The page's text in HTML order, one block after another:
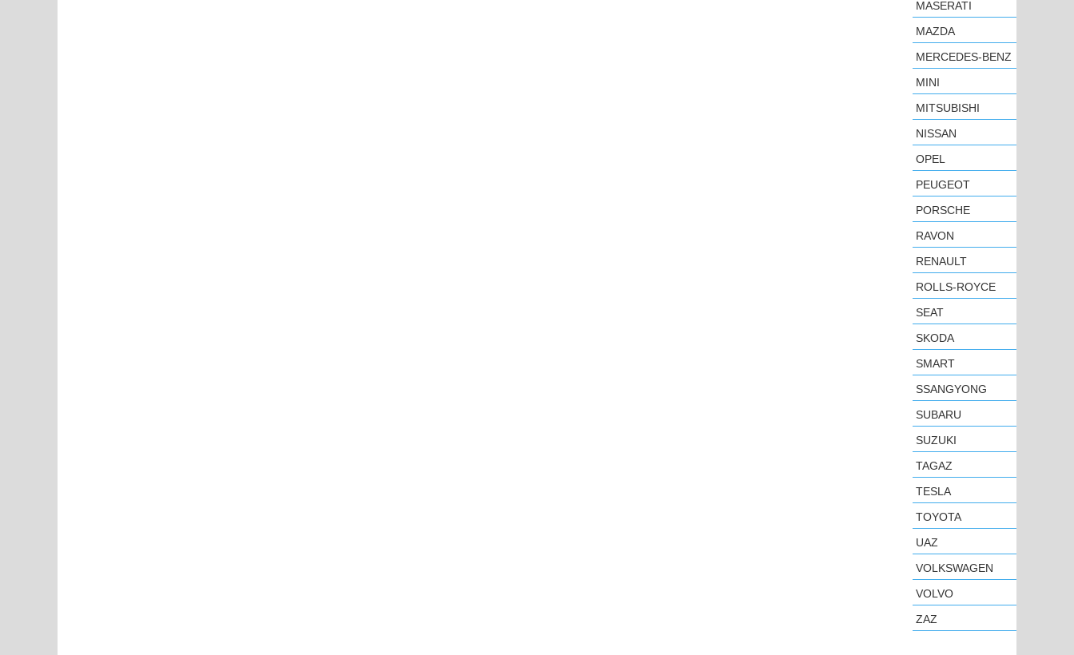
MASERATI
MAZDA
MERCEDES-BENZ
MINI
MITSUBISHI
NISSAN
OPEL
PEUGEOT
PORSCHE
RAVON
RENAULT
ROLLS-ROYCE
SEAT
SKODA
SMART
SSANGYONG
SUBARU
SUZUKI
TAGAZ
TESLA
TOYOTA
UAZ
VOLKSWAGEN
VOLVO
ZAZ